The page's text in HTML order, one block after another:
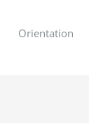
Orientation